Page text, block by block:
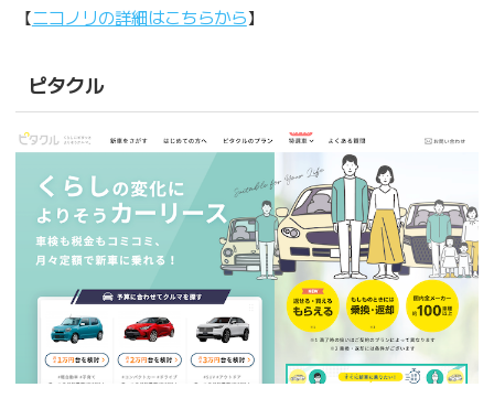
【ニコノリの詳細はこちらから】
ピタクル